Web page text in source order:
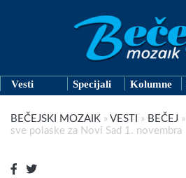
Vesti Specijali Kolumne
BEČEJSKI MOZAIK » VESTI » BEČEJ »
sve polaske za Novi Sad 1. novembra